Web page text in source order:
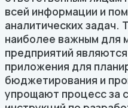
всей информации и
аналитических задач.
наиболее важным для
предприятий
приложения для
бюджетирования и
упрощают процесс за